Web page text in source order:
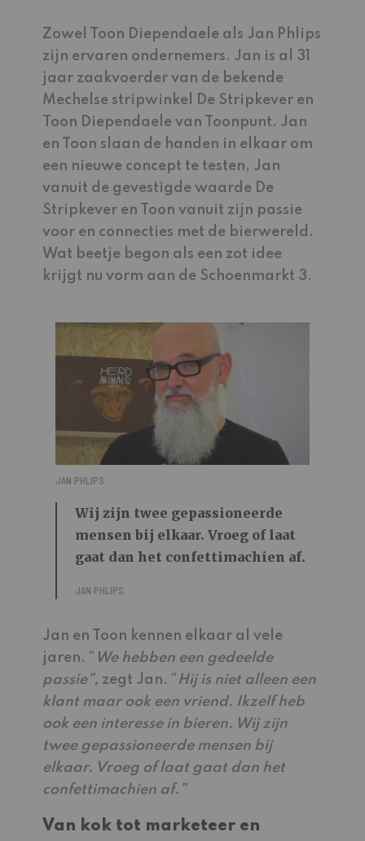
Zowel Toon Diependaele als Jan Phlips
zijn ervaren ondernemers. Jan is al 31
jaar zaakvoerder van de bekende
Mechelse stripwinkel De Stripkever en
Toon Diependaele van Toonpunt. Jan
en Toon slaan de handen in elkaar om
een nieuwe concept te testen, Jan
vanuit de gevestigde waarde De
Stripkever en Toon vanuit zijn passie
voor en connecties met de bierwereld.
Wat beetje begon als een zot idee
krijgt nu vorm aan de Schoenmarkt 3.
JAN PHLIPS
Wij zijn twee gepassioneerde
mensen bij elkaar. Vroeg of laat
gaat dan het confettimachien af.
JAN PHLIPS
Jan en Toon kennen elkaar al vele
jaren. “ We hebben een gedeelde
passie”, zegt Jan. “ Hij is niet alleen een
klant maar ook een vriend. Ikzelf heb
ook een interesse in bieren. Wij zijn
twee gepassioneerde mensen bij
elkaar. Vroeg of laat gaat dan het
confettimachien af.”
Van kok tot marketeer en